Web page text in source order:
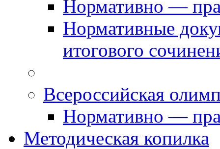
Нормативно —
Нормативные
итогового
Всероссийская
Нормативно —
Методическая копилка